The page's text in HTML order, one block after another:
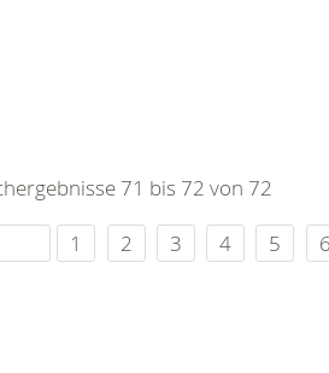
71 bis 72 von 72
1 2 3 4 5 6